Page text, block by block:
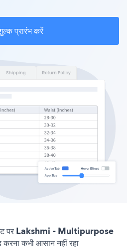
प्रारंभ करें
पर Lakshmi - Multipurpose
कभी आसान नहीं रहा